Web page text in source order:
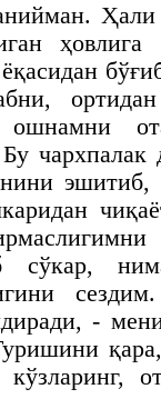
ҳовлига
чархпалак
-